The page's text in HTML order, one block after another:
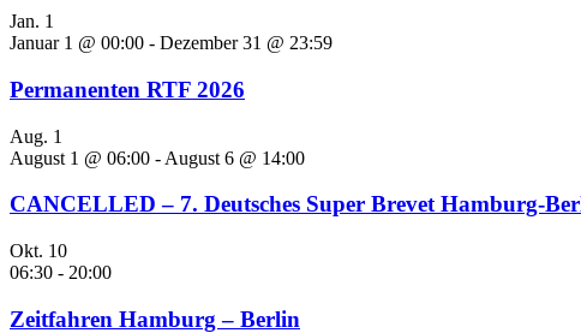
Jan. 1
Januar 1 @ 00:00 - Dezember 31 @ 23:59
Permanenten RTF 2026
Aug. 1
August 1 @ 06:00 - August 6 @ 14:00
CANCELLED – 7. Deutsches Super Brevet Hamburg-
Okt. 10
06:30 - 20:00
Zeitfahren Hamburg – Berlin